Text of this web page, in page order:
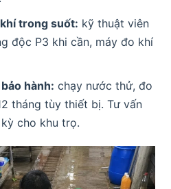
trong suốt: kỹ thuật viên
độc P3 khi cần, máy đo khí
hành: chạy nước thử, đo
tháng tùy thiết bị. Tư vấn
cho khu trọ.